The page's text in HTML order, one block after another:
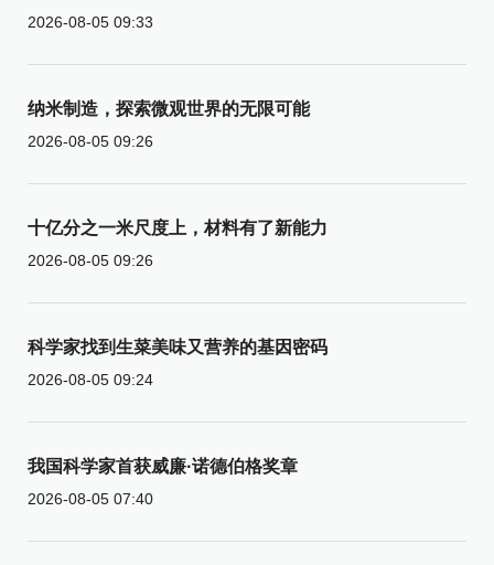
2026-08-05 09:33
纳米制造，探索微观世界的无限可能
2026-08-05 09:26
十亿分之一米尺度上，材料有了新能力
2026-08-05 09:26
科学家找到生菜美味又营养的基因密码
2026-08-05 09:24
我国科学家首获威廉·诺德伯格奖章
2026-08-05 07:40